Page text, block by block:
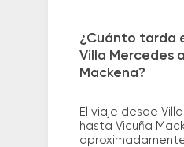
¿Cuánto tarda
Villa Mercedes
Mackena?
El viaje desde
hasta Vicuña
aproximadamente